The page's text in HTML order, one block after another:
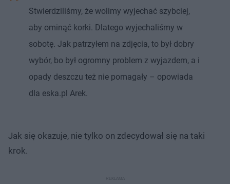
Stwierdziliśmy, że wolimy wyjechać szybciej,
aby ominąć korki. Dlatego wyjechaliśmy w
sobotę. Jak patrzyłem na zdjęcia, to był dobry
wybór, bo był ogromny problem z wyjazdem, a i
opady deszczu też nie pomagały – opowiada
dla eska.pl Arek.
Jak się okazuje, nie tylko on zdecydował się na taki
krok.